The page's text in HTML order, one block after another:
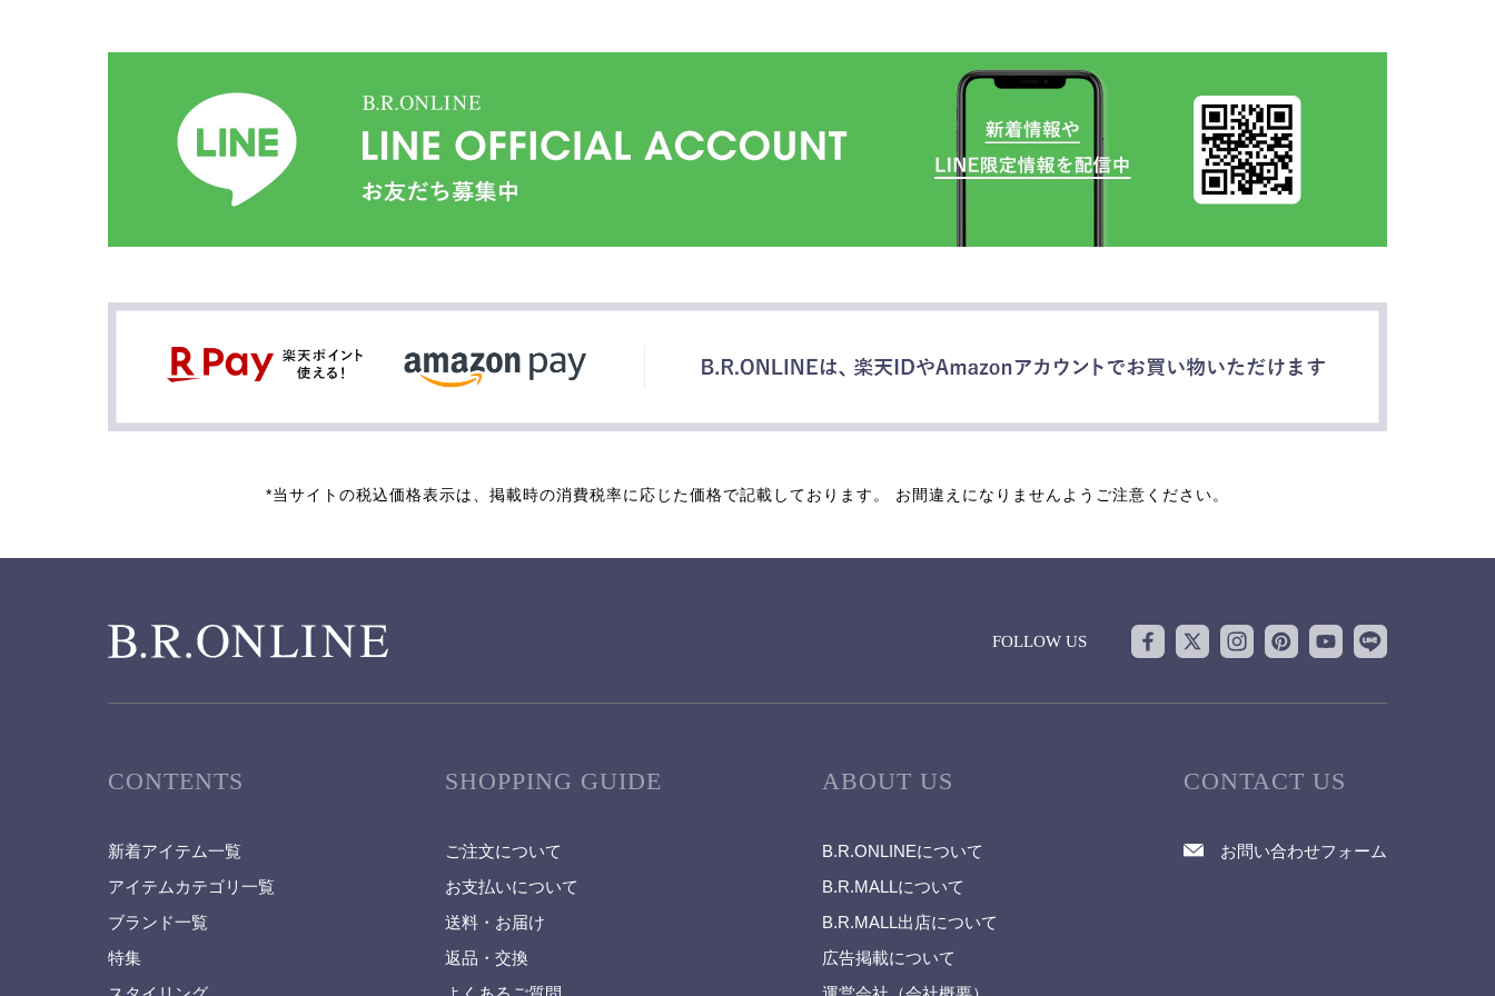
*当サイトの税込価格表示は、掲載時の消費税率に応じた価格で記載しております。 お間違えになりませんようご注意ください。
FOLLOW US
CONTENTS
新着アイテム一覧
アイテムカテゴリ一覧
ブランド一覧
特集
SHOPPING GUIDE
ご注文について
お支払いについて
送料・お届け
返品・交換
ABOUT US
B.R.ONLINEについて
B.R.MALLについて
B.R.MALL出店について
広告掲載について
CONTACT US
お問い合わせフォーム